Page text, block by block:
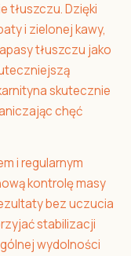
tłuszczu. Dzięki
i zielonej kawy,
tłuszczu jako
skutecznie
chęć
i regularnym
kontrolę masy
bez uczucia
stabilizacji
wydolności